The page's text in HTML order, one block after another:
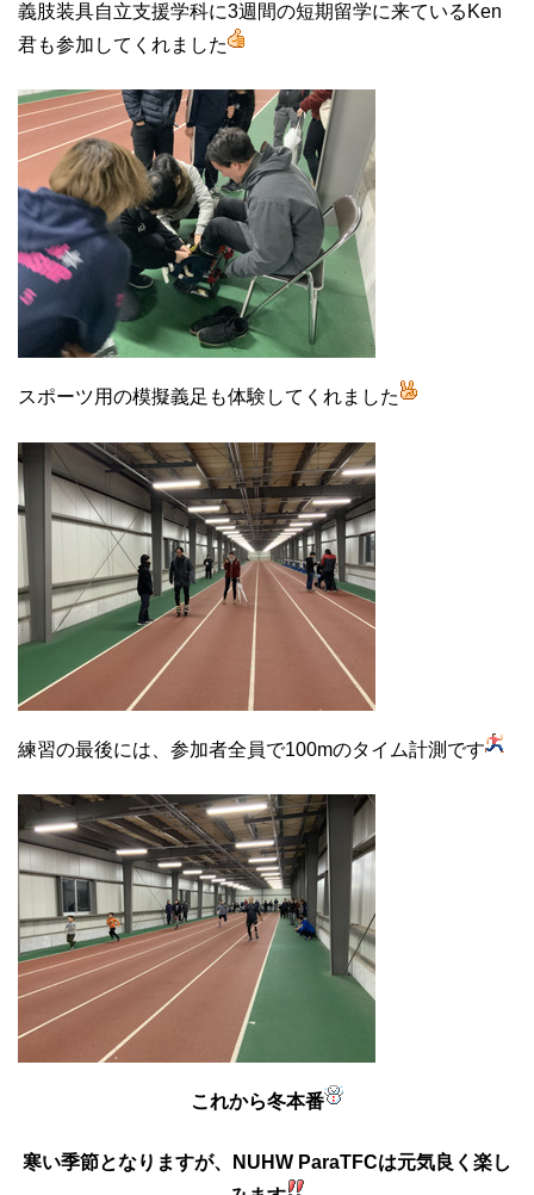
義肢装具自立支援学科に3週間の短期留学に来ているKen
君も参加してくれました
スポーツ用の模擬義足も体験してくれました
練習の最後には、参加者全員で100mのタイム計測です
これから冬本番
寒い季節となりますが、NUHW ParaTFCは元気良く楽し